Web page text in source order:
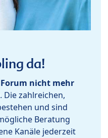
da!
nicht mehr
zahlreichen,
und sind
Beratung
Kanäle jederzeit